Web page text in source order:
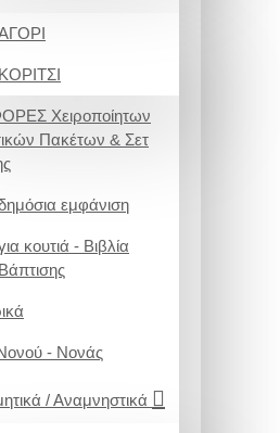
ΚΟΡΙΤΣΙ
Χειροποίητων
Πακέτων & Σετ
εμφάνιση
κουτιά - Βιβλία
- Νονάς
/ Αναμνηστικά